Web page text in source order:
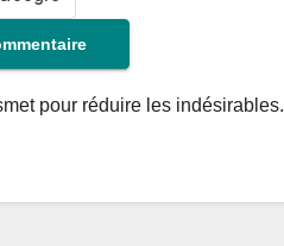
pour réduire les indésirables.